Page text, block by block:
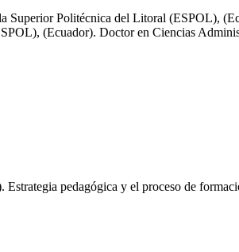
Politécnica del Litoral (ESPOL),
(Ecuador). Doctor en Ciencias
pedagógica y el proceso de